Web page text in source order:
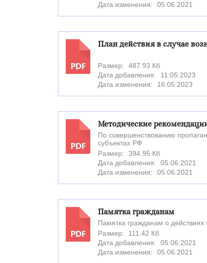
Дата изменения:
05:06:2021
PDF
План действия в случае
Размер:
487.93 Кб
Дата добавления:
11:05:2023
Дата изменения:
16:05:2023
PDF
Методические
По совершенствованию
субъектах РФ
Размер:
394.95 Кб
Дата добавления:
05:06:2021
Дата изменения:
05:06:2021
PDF
Памятка гражданам
Памятка гражданам о действиях
Размер:
111.42 Кб
Дата добавления:
05:06:2021
Дата изменения:
05:06:2021